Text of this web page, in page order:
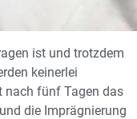
ist und trotzdem
keinerlei
nach fünf Tagen das
die Imprägnierung